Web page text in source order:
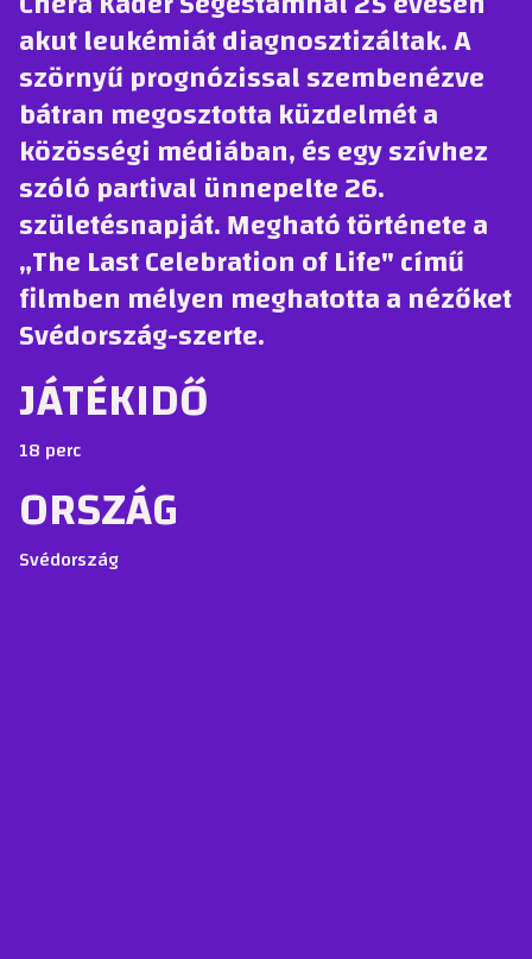
akut leukémiát diagnosztizáltak. A
szörnyű prognózissal szembenézve
bátran megosztotta küzdelmét a
közösségi médiában, és egy szívhez
szóló partival ünnepelte 26.
születésnapját. Megható története a
„The Last Celebration of Life" című
filmben mélyen meghatotta a nézőket
Svédország-szerte.
JÁTÉKIDŐ
18 perc
ORSZÁG
Svédország